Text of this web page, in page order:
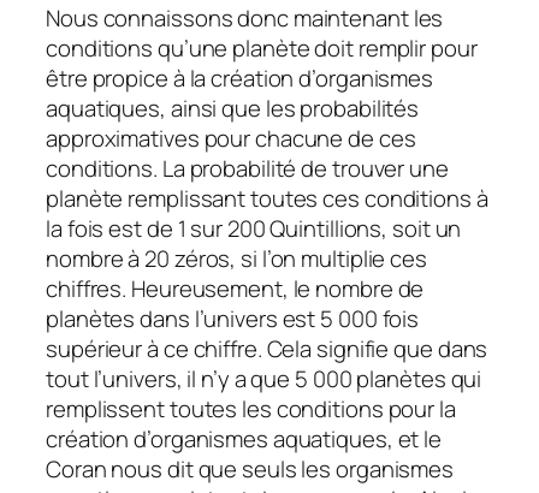
Nous connaissons donc maintenant les
conditions qu’une planète doit remplir pour
être propice à la création d’organismes
aquatiques, ainsi que les probabilités
approximatives pour chacune de ces
conditions. La probabilité de trouver une
planète remplissant toutes ces conditions à
la fois est de 1 sur 200 Quintillions, soit un
nombre à 20 zéros, si l’on multiplie ces
chiffres. Heureusement, le nombre de
planètes dans l’univers est 5 000 fois
supérieur à ce chiffre. Cela signifie que dans
tout l’univers, il n’y a que 5 000 planètes qui
remplissent toutes les conditions pour la
création d’organismes aquatiques, et le
Coran nous dit que seuls les organismes